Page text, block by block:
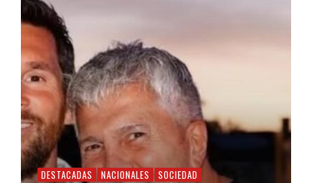
DESTACADAS NACIONALES SOCIEDAD